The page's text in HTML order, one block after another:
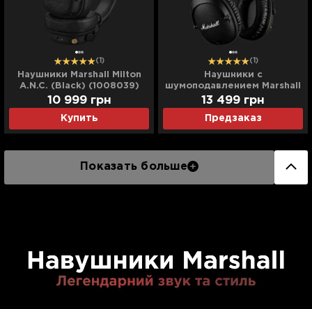
(1)
Наушники Marshall Milton
A.N.C. (Black) (1008039)
Купить
10 999 грн
(1)
Наушники с
шумоподавлением Marshall
Monitor II A.N.C.
Предзаказ
13 499 грн
Показать больше